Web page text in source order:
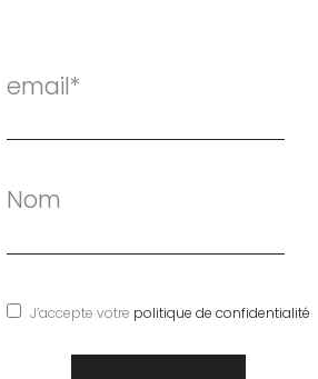
email*
Nom
J’accepte votre politique de confidentialité